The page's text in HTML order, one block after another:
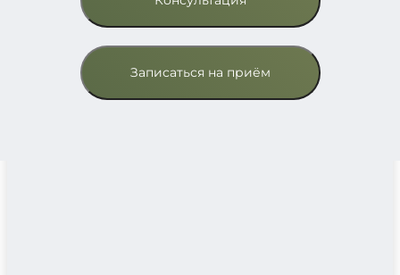
Записаться на приём